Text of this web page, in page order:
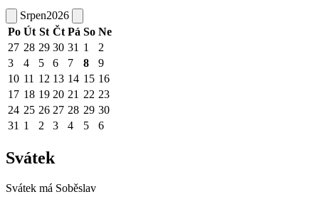
Srpen2026
Po Út St Čt Pá So Ne
27 28 29 30 31 1
2
3
4 5 6 7 8
9
10 11 12 13 14 15 16
17 18 19 20 21 22 23
24 25 26 27 28 29 30
31 1 2 3 4 5 6
Svátek
Svátek má Soběslav